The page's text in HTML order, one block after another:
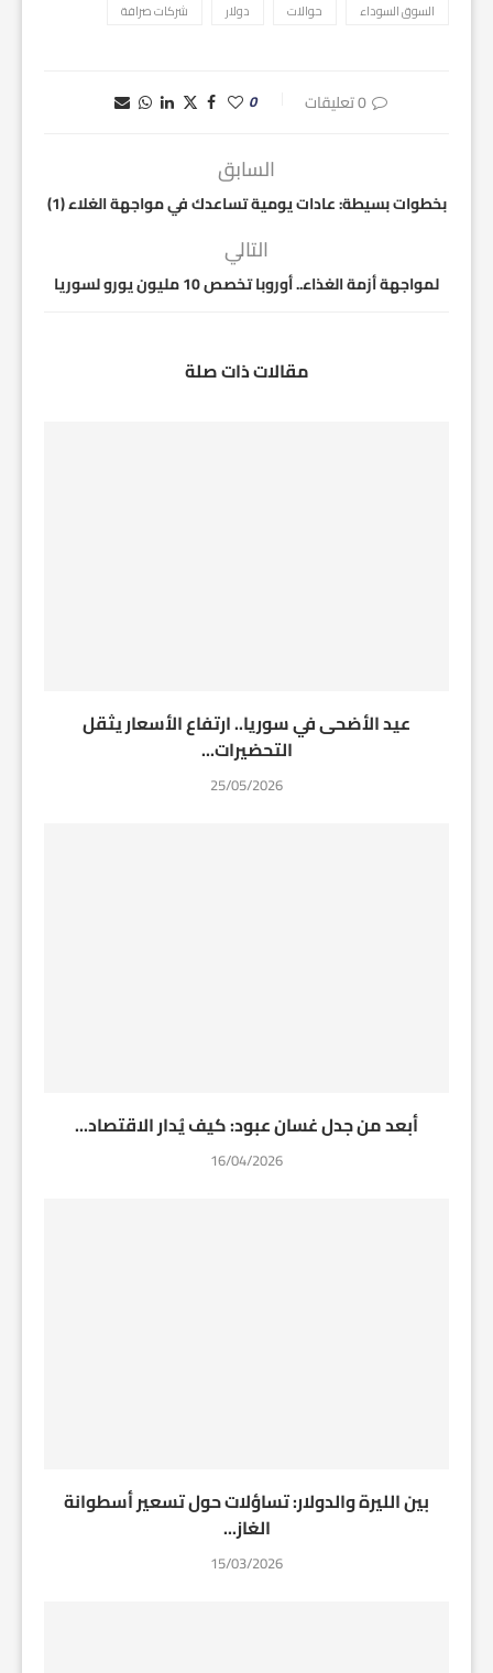
السوق السوداء حوالات دولار شركات صرافة
0 تعليقات 0
السابق
بخطوات بسيطة: عادات يومية تساعدك في مواجهة الغلاء (1)
التالي
لمواجهة أزمة الغذاء.. أوروبا تخصص 10 مليون يورو لسوريا
مقالات ذات صلة
عيد الأضحى في سوريا.. ارتفاع الأسعار يثقل
التحضيرات...
25/05/2026
أبعد من جدل غسان عبود: كيف يُدار الاقتصاد...
16/04/2026
بين الليرة والدولار: تساؤلات حول تسعير أسطوانة
الغاز...
15/03/2026